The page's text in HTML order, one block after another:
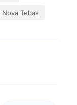
Tebas